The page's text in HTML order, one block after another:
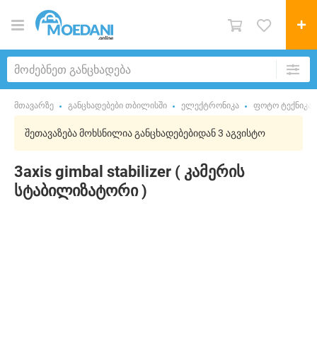
მთავარზე განცხადებები თბილისში ელექტრონიკა ფოტო ტექნიკა
შეთავაზება მოხსნილია განცხადებებიდან 3 აგვისტო
3axis gimbal stabilizer ( კამერის
სტაბილიზატორი )